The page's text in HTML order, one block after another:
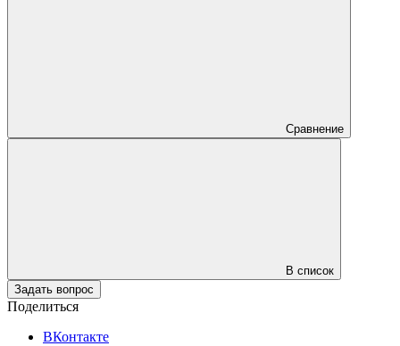
Сравнение
В список
Задать вопрос
Поделиться
ВКонтакте